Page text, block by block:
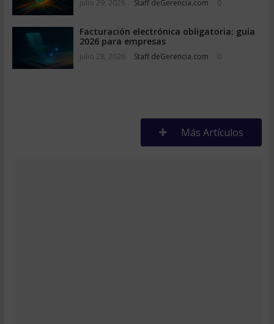
julio 29, 2026 Staff deGerencia.com 0
Facturación electrónica obligatoria: guía
2026 para empresas
julio 28, 2026 Staff deGerencia.com 0
Más Artículos